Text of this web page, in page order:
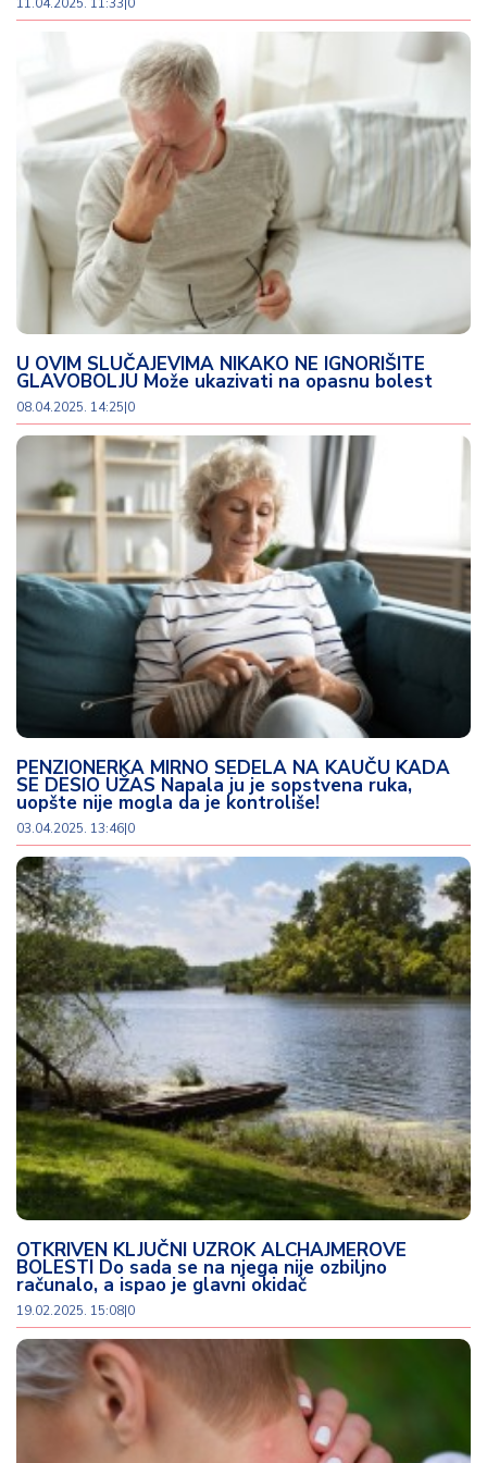
U OVIM SLUČAJEVIMA NIKAKO NE IGNORIŠITE
GLAVOBOLJU Može ukazivati na opasnu bolest
08.04.2025. 14:25|0
PENZIONERKA MIRNO SEDELA NA KAUČU KADA
SE DESIO UŽAS Napala ju je sopstvena ruka,
uopšte nije mogla da je kontroliše!
03.04.2025. 13:46|0
OTKRIVEN KLJUČNI UZROK ALCHAJMEROVE
BOLESTI Do sada se na njega nije ozbiljno
računalo, a ispao je glavni okidač
19.02.2025. 15:08|0